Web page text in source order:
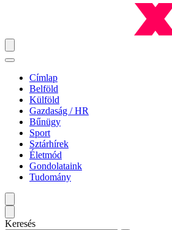
Címlap
Belföld
Külföld
Gazdaság / HR
Bűnügy
Sport
Sztárhírek
Életmód
Gondolataink
Tudomány
Keresés